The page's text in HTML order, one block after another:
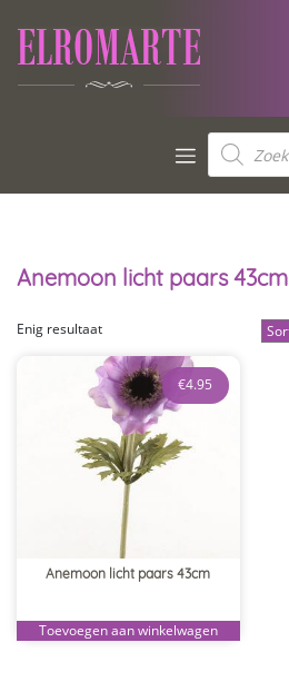
naar
inhoud
Producten
zoeken
Anemoon licht paars 43cm
Enig resultaat
Anemoon licht paars 43cm
€4.95
Toevoegen aan winkelwagen